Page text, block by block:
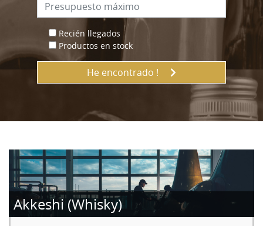
Recién llegados
Productos en stock
He encontrado !
Akkeshi (Whisky)